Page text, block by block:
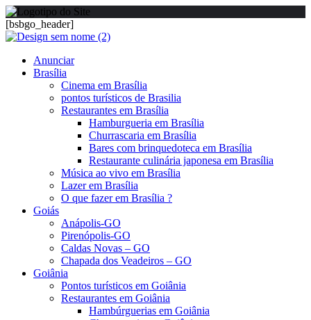
[bsbgo_header]
Anunciar
Brasília
Cinema em Brasília
pontos turísticos de Brasilia
Restaurantes em Brasília
Hamburgueria em Brasília
Churrascaria em Brasília
Bares com brinquedoteca em Brasília
Restaurante culinária japonesa em Brasília
Música ao vivo em Brasília
Lazer em Brasília
O que fazer em Brasília ?
Goiás
Anápolis-GO
Pirenópolis-GO
Caldas Novas – GO
Chapada dos Veadeiros – GO
Goiânia
Pontos turísticos em Goiânia
Restaurantes em Goiânia
Hambúrguerias em Goiânia